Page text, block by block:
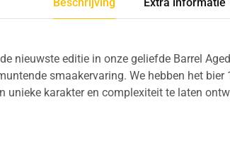
nieuwste editie in onze geliefde Barrel
smaakervaring. We hebben het
unieke karakter en complexiteit te laten